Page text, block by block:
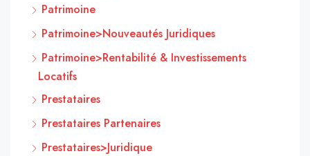
Patrimoine
Patrimoine>Nouveautés Juridiques
Patrimoine>Rentabilité & Investissements
Locatifs
Prestataires
Prestataires Partenaires
Prestataires>Juridique